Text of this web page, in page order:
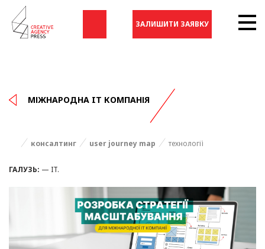
ЗАЛИШИТИ ЗАЯВКУ
МІЖНАРОДНА IT КОМПАНІЯ
консалтинг user journey map технології
ГАЛУЗЬ: — IT.